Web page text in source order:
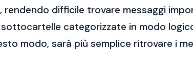
rendendo difficile trovare messaggi
categorizzate in modo
modo, sarà più semplice ritrovare i